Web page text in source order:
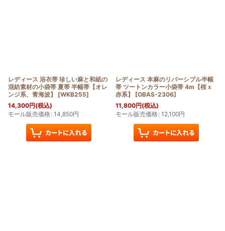
レディース 浴衣帯 珍しい麻と和紙の
混紡素材の小袋帯 夏帯 半幅帯【オレ
ンジ系、青海波】
[WKB255]
14,300円(税込)
モール販売価格: 14,850円
レディース 本麻のリバーシブル半幅
帯 ツートンカラー小袋帯 4m【桜ｘ
赤系】
[OBAS-2306]
11,800円(税込)
モール販売価格: 12,100円